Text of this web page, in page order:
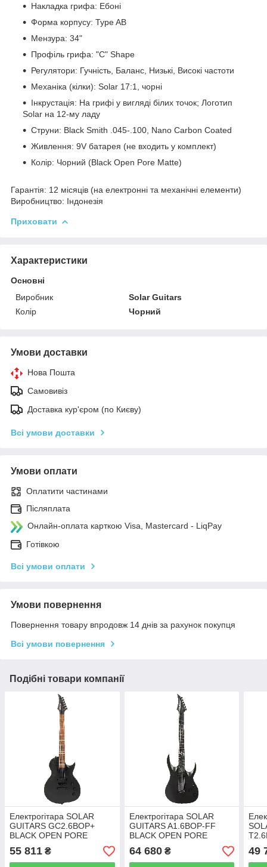
Накладка грифа: Ебоні
Форма корпусу: Type AB
Мензура: 34"
Профіль грифа: "C" Shape
Регулятори: Гучність, Баланс, Низькі, Високі частоти
Механіка (кілки): Solar 17:1, чорні
Інкрустація: На грифі у вигляді білих точок; Логотип
Solar на 12-му ладу
Струни: Black Smith .045-.100, Nano Carbon Coated
Живлення: 9V батарея (не входить у комплект)
Колір: Чорний (Black Open Pore Matte)
Гарантія: 12 місяців (на електронні та механічні елементи)
Виробництво: Індонезія
Приховати
Характеристики
Основні
Виробник
Solar Guitars
Колір
Чорний
Умови доставки
Нова Пошта
Самовивіз
Доставка кур'єром (по Києву)
Всі умови доставки
Умови оплати
Оплатити частинами
Післяплата
Онлайн-оплата карткою Visa, Mastercard - LiqPay
Готівкою
Всі умови оплати
Умови повернення
Повернення товару впродовж 14 днів за рахунок покупця
Всі умови повернення
Подібні товари компанії
Електрогітара SOLAR
GUITARS GC2.6BOP+
BLACK OPEN PORE
MATTE
55 811 ₴
Електрогітара SOLAR
GUITARS A1.6BOP-FF
BLACK OPEN PORE
MATTE
64 680₴ 49